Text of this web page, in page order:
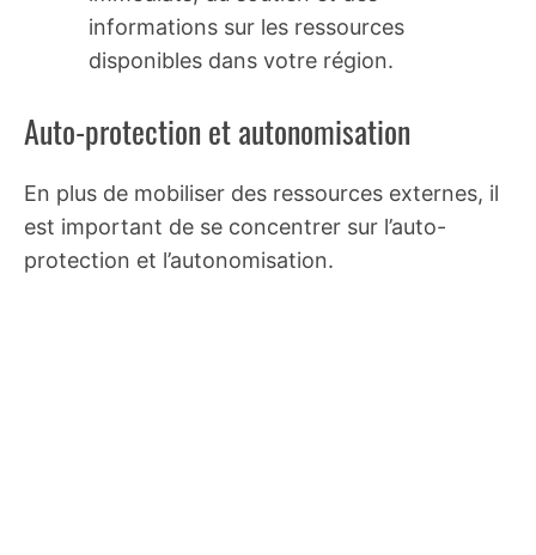
informations sur les ressources
disponibles dans votre région.
Auto-protection et autonomisation
En plus de mobiliser des ressources externes, il
est important de se concentrer sur l’auto-
protection et l’autonomisation.